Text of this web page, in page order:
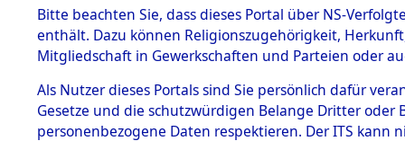
BESTÄNDE
1.
mente
5. Verschiedenes
auf dem
Bitte beachten Sie, dass dieses Portal über NS-
enthält. Dazu können Religionszugehörigkeit,
Mitgliedschaft in Gewerkschaften und Parteien oder
Als Nutzer dieses Portals sind Sie persönlich dafür
Gesetze und die schutzwürdigen Belange Dritter
personenbezogene Daten respektieren. Der ITS